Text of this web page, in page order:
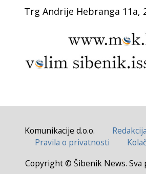
Trg Andrije Hebranga 11a,
Komunikacije d.o.o. Redakcija
Pravila o privatnosti
Copyright © Šibenik News. Sva